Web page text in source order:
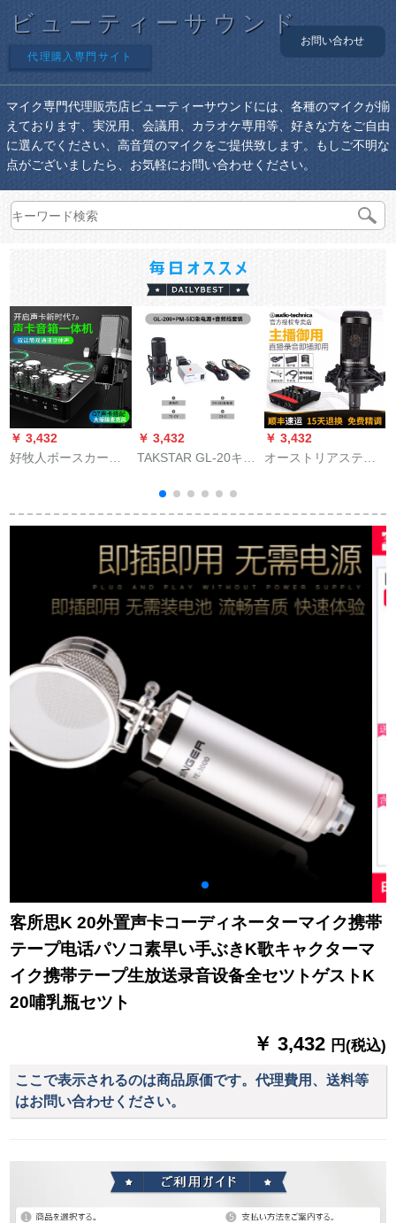
ビューティーサウンド
代理購入専門サイト
お問い合わせ
マイク専門代理販売店ビューティーサウンドには、各種のマイクが揃
えております、実況用、会議用、カラオケ専用等、好きな方をご自由
に選んでください、高音質のマイクをご提供致します。もしご不明な
点がございましたら、お気軽にお問い合わせください。
￥ 3,432
好牧人ボースカーン
トの赤いアネウサと
￥ 3,432
TAKSTAR GL-20キャ
シタ录音スタジオス
タジオスタジオ専用
唱マイクGL-20+PM-
5幻象电源+オレフィ
ンセト
￥ 3,432
オーストリアスティ
クデコンサー录音専
备フルコース
客所思K 20外置声卡コーディネーターマイク携帯
テープ电话パソコ素早い手ぶきK歌キャクターマ
イク携帯テープ生放送录音设备全セツトゲストK
20哺乳瓶セツト
￥ 3,432 円(税込)
ここで表示されるのは商品原価です。代理費用、送料等
はお問い合わせください。